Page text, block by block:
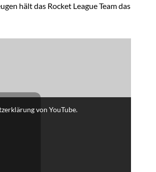
hält das Rocket League Team das
von YouTube.